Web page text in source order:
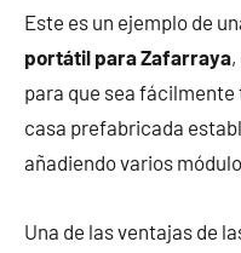
Este es un ejemplo de
portátil para Zafarraya
para que sea
casa prefabricada
añadiendo varios
Una de las ventajas de